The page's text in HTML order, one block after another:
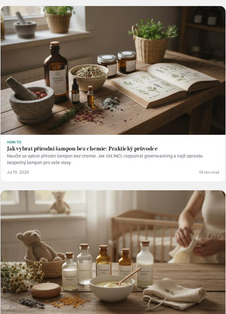
HOW-TO
Jak vybrat přírodní šampon bez chemie: Praktický průvodce
Naučte se vybrat přírodní šampon bez chemie. Jak číst INCI, rozpoznat greenwashing a najít opravdu
bezpečný šampon pro vaše vlasy.
Jul 19, 2026 14 min read